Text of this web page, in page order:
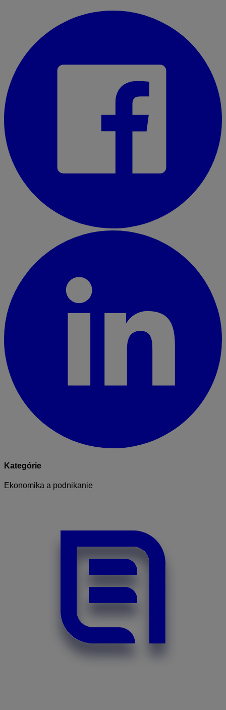
Kategórie
Ekonomika a podnikanie